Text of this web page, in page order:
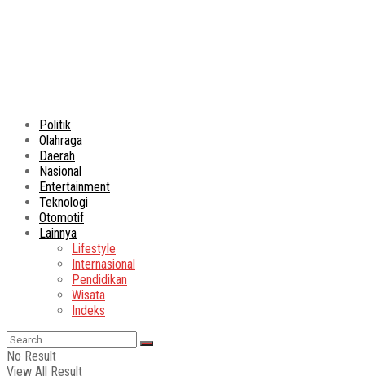
Politik
Olahraga
Daerah
Nasional
Entertainment
Teknologi
Otomotif
Lainnya
Lifestyle
Internasional
Pendidikan
Wisata
Indeks
No Result
View All Result